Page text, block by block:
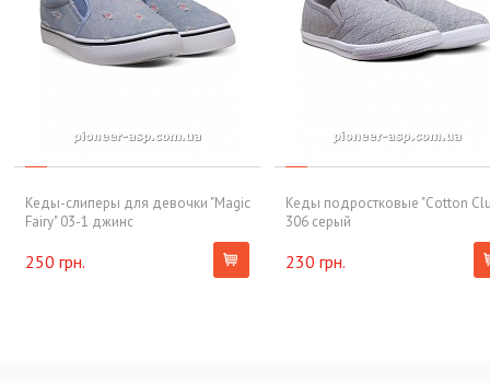
Кеды-слиперы для девочки "Magic
Fairy" 03-1 джинс
250 грн.
Кеды подростковые "Cotton
306 серый
230 грн.